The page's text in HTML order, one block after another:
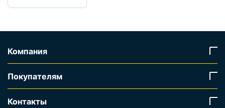
Компания
Покупателям
Контакты